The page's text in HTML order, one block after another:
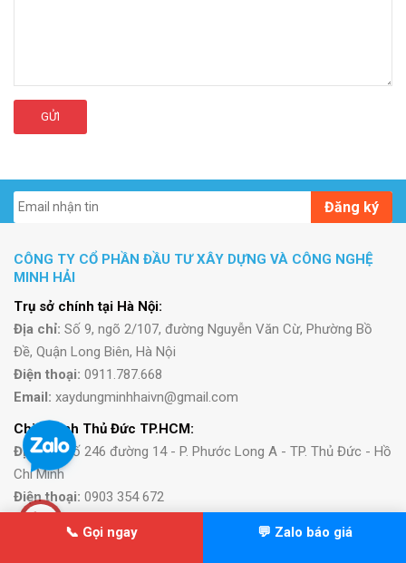
GỬI
Đăng ký
CÔNG TY CỔ PHẦN ĐẦU TƯ XÂY DỰNG VÀ CÔNG NGHỆ
MINH HẢI
Trụ sở chính tại Hà Nội:
Địa chỉ: Số 9, ngõ 2/107, đường Nguyễn Văn Cừ, Phường Bồ
Đề, Quận Long Biên, Hà Nội
Điện thoại: 0911.787.668
Email: xaydungminhhaivn@gmail.com
Chi nhánh Thủ Đức TP.HCM:
Địa chỉ:Số 246 đường 14 - P. Phước Long A - TP. Thủ Đức - Hồ
Chí Minh
Điện thoại: 0903 354 672
📞 Gọi ngay 💬 Zalo báo giá